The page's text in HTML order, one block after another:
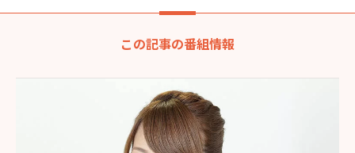
この記事の番組情報